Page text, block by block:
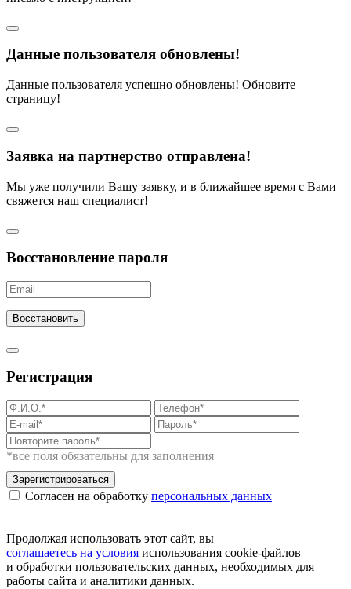
Данные пользователя обновлены!
Данные пользователя успешно обновлены! Обновите
страницу!
Заявка на партнерство отправлена!
Мы уже получили Вашу заявку, и в ближайшее время с Вами
свяжется наш специалист!
Восстановление пароля
Восстановить
Регистрация
*все поля обязательны для заполнения
Зарегистрироваться
Согласен на обработку персональных данных
Продолжая использовать этот сайт, вы
соглашаетесь на условия использования cookie-файлов
и обработки пользовательских данных, необходимых для
работы сайта и аналитики данных.